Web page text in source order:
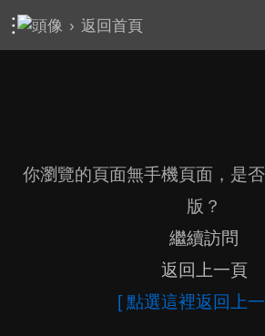
› 返回首頁
你瀏覽的頁面無手機頁面，是
版？
繼續訪問
返回上一頁
[ 點選這裡返回上